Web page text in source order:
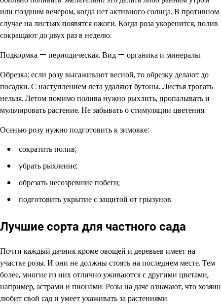
или поздним вечером, когда нет активного солнца. В противном
случае на листьях появятся ожоги. Когда роза укоренится, полив
сокращают до двух раз в неделю.
Подкормка — периодическая. Вид — органика и минералы.
Обрезка: если розу высаживают весной, то обрезку делают до
посадки. С наступлением лета удаляют бутоны. Листья трогать
нельзя. Летом помимо полива нужно рыхлить, пропалывать и
мульчировать растение. Не забывать о стимуляции цветения.
Осенью розу нужно подготовить к зимовке:
сократить полив;
убрать рыхление;
обрезать несозревшие побеги;
подготовить укрытие с защитой от грызунов.
Лучшие сорта для частного сада
Почти каждый дачник кроме овощей и деревьев имеет на
участке розы. И они не должны стоять на последнем месте. Тем
более, многие из них отлично уживаются с другими цветами,
например, астрами и пионами. Розы на даче означают, что хозяин
любит свой сад и умеет ухаживать за растениями.